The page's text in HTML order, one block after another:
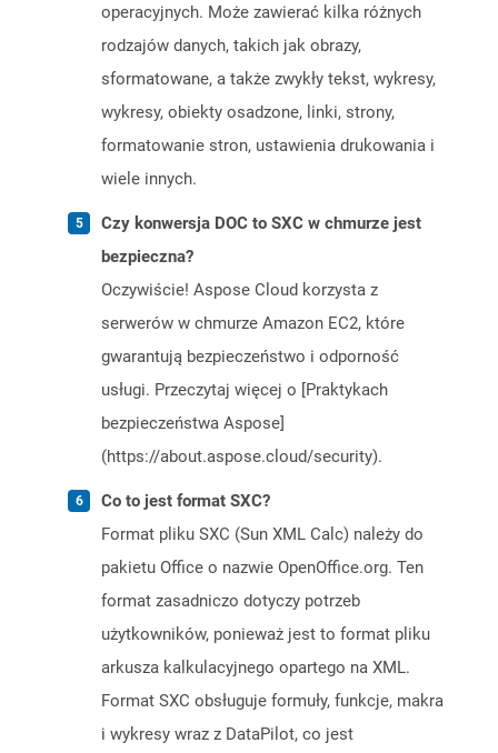
operacyjnych. Może zawierać kilka różnych
rodzajów danych, takich jak obrazy,
sformatowane, a także zwykły tekst, wykresy,
wykresy, obiekty osadzone, linki, strony,
formatowanie stron, ustawienia drukowania i
wiele innych.
Czy konwersja DOC to SXC w chmurze jest
bezpieczna?
Oczywiście! Aspose Cloud korzysta z
serwerów w chmurze Amazon EC2, które
gwarantują bezpieczeństwo i odporność
usługi. Przeczytaj więcej o [Praktykach
bezpieczeństwa Aspose]
(https://about.aspose.cloud/security).
Co to jest format SXC?
Format pliku SXC (Sun XML Calc) należy do
pakietu Office o nazwie OpenOffice.org. Ten
format zasadniczo dotyczy potrzeb
użytkowników, ponieważ jest to format pliku
arkusza kalkulacyjnego opartego na XML.
Format SXC obsługuje formuły, funkcje, makra
i wykresy wraz z DataPilot, co jest